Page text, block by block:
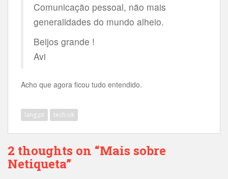
Comunicação pessoal, não mais
generalidades do mundo alheio.
Beijos grande !
Avi
Acho que agora ficou tudo entendido.
lang:pt tech:ok
2 thoughts on “Mais sobre
Netiqueta”